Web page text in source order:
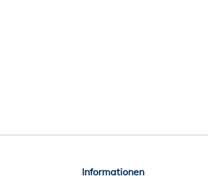
Informationen